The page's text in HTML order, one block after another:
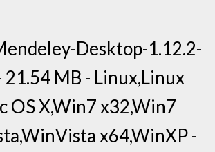
Desktop-1.12.2-
21.54 MB - Linux,Linux
OS X,Win7 x32,Win7
x64,WinXP -